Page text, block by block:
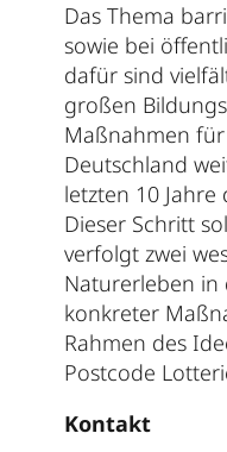
Das Thema
sowie bei
dafür sind
großen
Maßnahmen
Deutschland
letzten 10
Dieser Schritt
verfolgt zwei
Naturerleben in
konkreter
Rahmen des
Postcode
Kontakt